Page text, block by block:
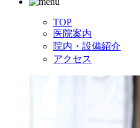
TOP
医院案内
院内・設備紹介
アクセス